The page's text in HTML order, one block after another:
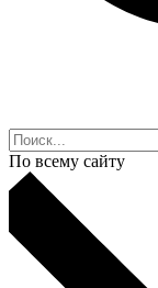
По всему сайту